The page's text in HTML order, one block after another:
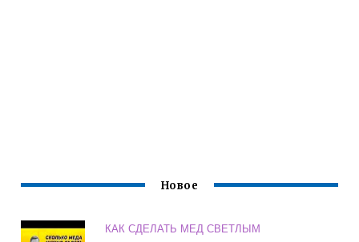
Новое
КАК СДЕЛАТЬ МЕД СВЕТЛЫМ